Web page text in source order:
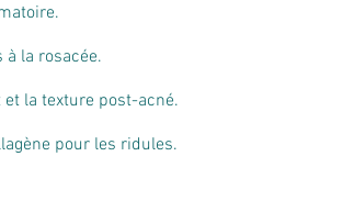
la rosacée.
la texture post-acné.
pour les ridules.